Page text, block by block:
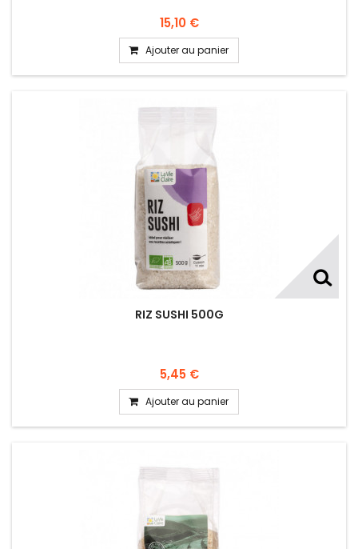
15,10 €
Ajouter au panier
RIZ SUSHI 500G
5,45 €
Ajouter au panier